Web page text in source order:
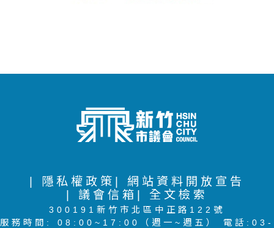
| 隱私權政策 | 網站資料開放宣告
| 議會信箱 | 全文檢索
300191新竹市北區中正路122號
服務時間: 08:00~17:00（週一~週五） 電話:03-